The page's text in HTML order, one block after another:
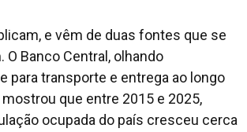
e vêm de duas fontes que se
Banco Central, olhando
para transporte e entrega ao longo
mostrou que entre 2015 e 2025,
ocupada do país cresceu cerca